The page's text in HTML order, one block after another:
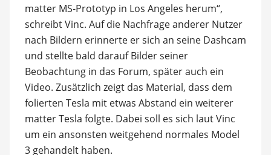
matter MS-Prototyp in Los Angeles herum“,
schreibt Vinc. Auf die Nachfrage anderer Nutzer
nach Bildern erinnerte er sich an seine Dashcam
und stellte bald darauf Bilder seiner
Beobachtung in das Forum, später auch ein
Video. Zusätzlich zeigt das Material, dass dem
folierten Tesla mit etwas Abstand ein weiterer
matter Tesla folgte. Dabei soll es sich laut Vinc
um ein ansonsten weitgehend normales Model
3 gehandelt haben.